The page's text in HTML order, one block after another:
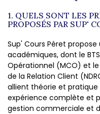
1. QUELS SONT LES
PROPOSÉS PAR SUP'
Sup' Cours Péret
académiques, dont le
Opérationnel (MCO) et
de la Relation Client
allient théorie et
expérience complète et
gestion commerciale et